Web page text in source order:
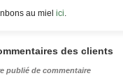
au miel ici
des clients
publié de commentaire